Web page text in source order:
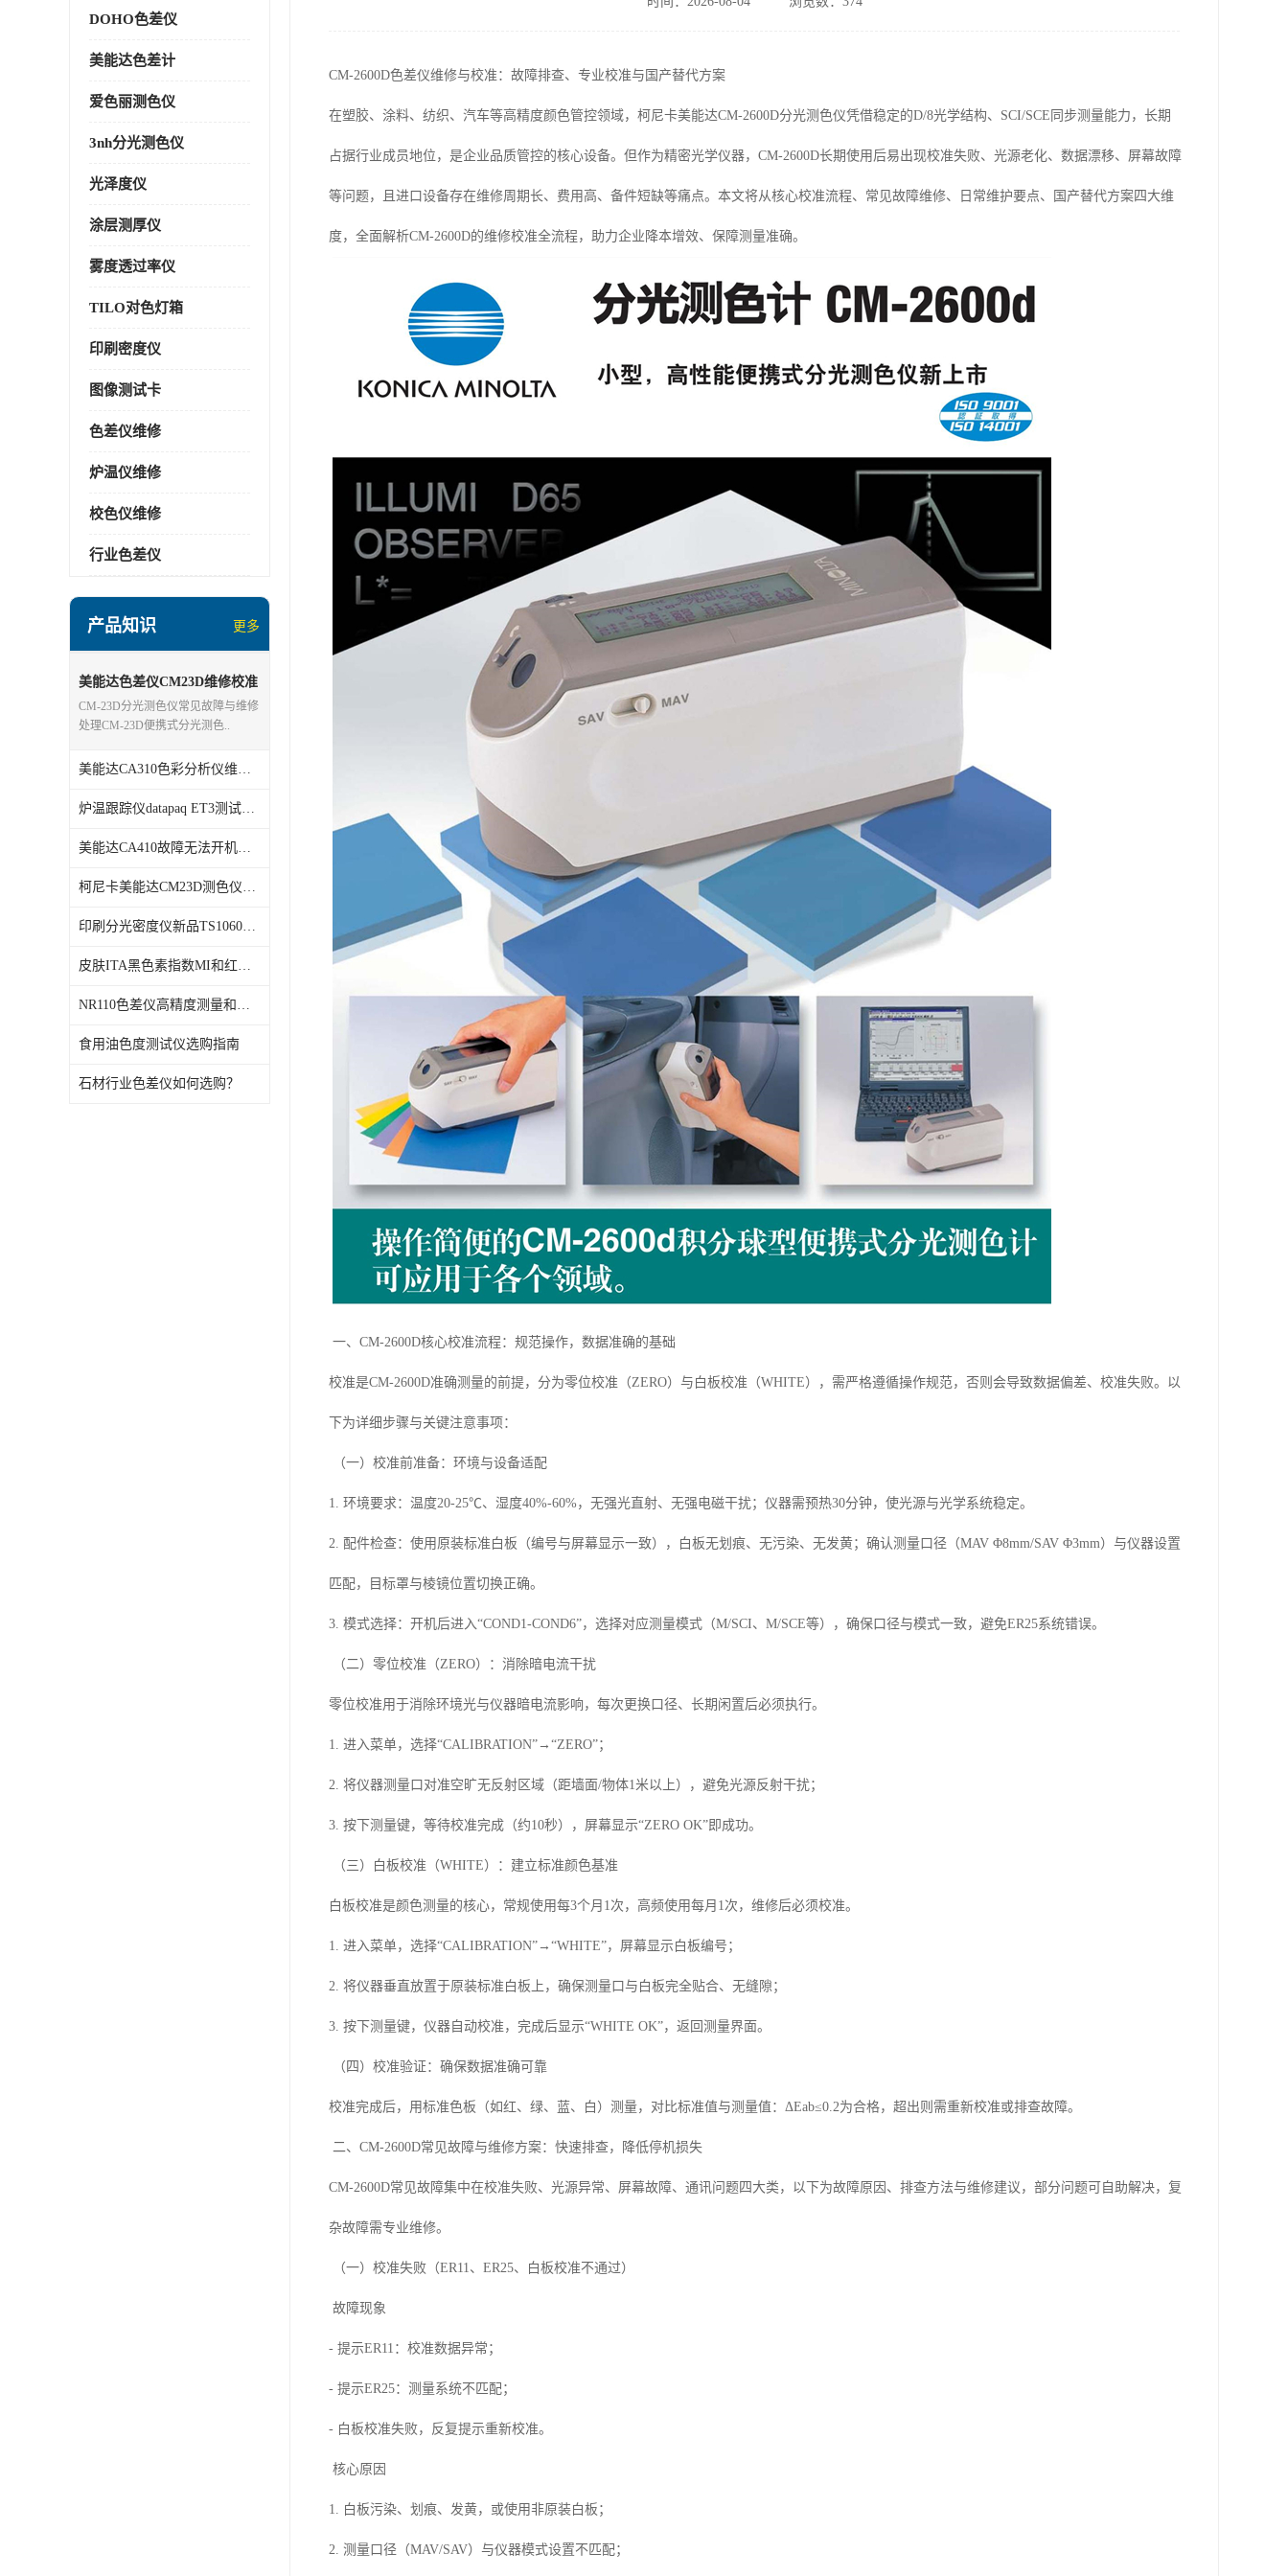
DOHO色差仪
美能达色差计
爱色丽测色仪
3nh分光测色仪
光泽度仪
涂层测厚仪
雾度透过率仪
TILO对色灯箱
印刷密度仪
图像测试卡
色差仪维修
炉温仪维修
校色仪维修
行业色差仪
产品知识 更多
美能达色差仪CM23D维修校准
分析
CM-23D分光测色仪常见故障与维修
处理CM-23D便携式分光测色..
美能达CA310色彩分析仪维修校准
炉温跟踪仪datapaq ET3测试仪维修
美能达CA410故障无法开机维修校准
柯尼卡美能达CM23D测色仪维修校正
印刷分光密度仪新品TS1060发布
皮肤ITA黑色素指数MI和红斑指数色差仪PS02发布
NR110色差仪高精度测量和智能分析lab色度
食用油色度测试仪选购指南
石材行业色差仪如何选购？
CM-2600D色差仪维修与校准：故障排查、专业校准与国产替代方案
在塑胶、涂料、纺织、汽车等高精度颜色管控领域，柯尼卡美能达CM-2600D分光测色仪凭借稳定的D/8光学结构、SCI/SCE同步测量能力，长期
占据行业成员地位，是企业品质管控的核心设备。但作为精密光学仪器，CM-2600D长期使用后易出现校准失败、光源老化、数据漂移、屏幕故障
等问题，且进口设备存在维修周期长、费用高、备件短缺等痛点。本文将从核心校准流程、常见故障维修、日常维护要点、国产替代方案四大维
度，全面解析CM-2600D的维修校准全流程，助力企业降本增效、保障测量准确。
一、CM-2600D核心校准流程：规范操作，数据准确的基础
校准是CM-2600D准确测量的前提，分为零位校准（ZERO）与白板校准（WHITE），需严格遵循操作规范，否则会导致数据偏差、校准失败。以
下为详细步骤与关键注意事项：
（一）校准前准备：环境与设备适配
1. 环境要求：温度20-25℃、湿度40%-60%，无强光直射、无强电磁干扰；仪器需预热30分钟，使光源与光学系统稳定。
2. 配件检查：使用原装标准白板（编号与屏幕显示一致），白板无划痕、无污染、无发黄；确认测量口径（MAV Φ8mm/SAV Φ3mm）与仪器设置
匹配，目标罩与棱镜位置切换正确。
3. 模式选择：开机后进入“COND1-COND6”，选择对应测量模式（M/SCI、M/SCE等），确保口径与模式一致，避免ER25系统错误。
（二）零位校准（ZERO）：消除暗电流干扰
零位校准用于消除环境光与仪器暗电流影响，每次更换口径、长期闲置后必须执行。
1. 进入菜单，选择“CALIBRATION”→“ZERO”；
2. 将仪器测量口对准空旷无反射区域（距墙面/物体1米以上），避免光源反射干扰；
3. 按下测量键，等待校准完成（约10秒），屏幕显示“ZERO OK”即成功。
（三）白板校准（WHITE）：建立标准颜色基准
白板校准是颜色测量的核心，常规使用每3个月1次，高频使用每月1次，维修后必须校准。
1. 进入菜单，选择“CALIBRATION”→“WHITE”，屏幕显示白板编号；
2. 将仪器垂直放置于原装标准白板上，确保测量口与白板完全贴合、无缝隙；
3. 按下测量键，仪器自动校准，完成后显示“WHITE OK”，返回测量界面。
（四）校准验证：确保数据准确可靠
校准完成后，用标准色板（如红、绿、蓝、白）测量，对比标准值与测量值：ΔEab≤0.2为合格，超出则需重新校准或排查故障。
二、CM-2600D常见故障与维修方案：快速排查，降低停机损失
CM-2600D常见故障集中在校准失败、光源异常、屏幕故障、通讯问题四大类，以下为故障原因、排查方法与维修建议，部分问题可自助解决，复
杂故障需专业维修。
（一）校准失败（ER11、ER25、白板校准不通过）
故障现象
- 提示ER11：校准数据异常；
- 提示ER25：测量系统不匹配；
- 白板校准失败，反复提示重新校准。
核心原因
1. 白板污染、划痕、发黄，或使用非原装白板；
2. 测量口径（MAV/SAV）与仪器模式设置不匹配；